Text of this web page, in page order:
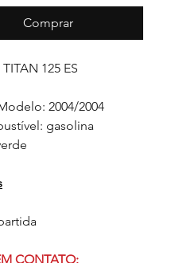
Comprar
125 ES
2004/2004
gasolina
CONTATO: